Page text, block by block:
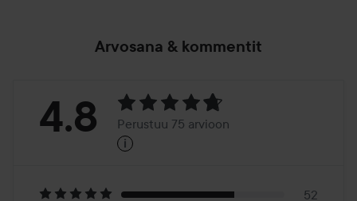
Arvosana & kommentit
Arvosana:
Perustuu
4.8 Perustuu 75 arvioon
i
52